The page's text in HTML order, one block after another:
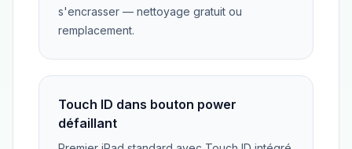
s'encrasser — nettoyage gratuit ou
remplacement.
Touch ID dans bouton power
défaillant